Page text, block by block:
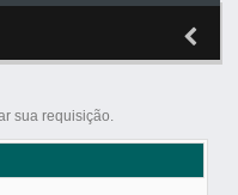
sua requisição.